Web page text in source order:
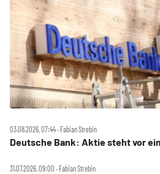
03.08.2026, 07:44 ‧ Fabian Strebin
Deutsche Bank: Aktie
31.07.2026, 09:00 ‧ Fabian Strebin